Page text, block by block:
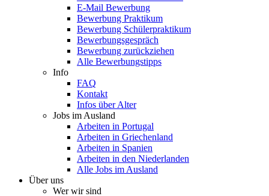
E-Mail Bewerbung
Bewerbung Praktikum
Bewerbung Schülerpraktikum
Bewerbungsgespräch
Bewerbung zurückziehen
Alle Bewerbungstipps
Info
FAQ
Kontakt
Infos über Alter
Jobs im Ausland
Arbeiten in Portugal
Arbeiten in Griechenland
Arbeiten in Spanien
Arbeiten in den Niederlanden
Alle Jobs im Ausland
Über uns
Wer wir sind